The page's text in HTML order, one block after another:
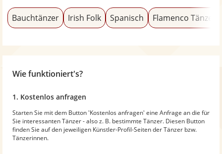
Bauchtänzer Irish Folk Spanisch Flamenco Tänzer
Wie funktioniert's?
1. Kostenlos anfragen
Starten Sie mit dem Button 'Kostenlos anfragen' eine Anfrage an die für
Sie interessanten Tänzer - also z. B. bestimmte Tänzer. Diesen Button
finden Sie auf den jeweiligen Künstler-Profil-Seiten der Tänzer bzw.
Tänzerinnen.